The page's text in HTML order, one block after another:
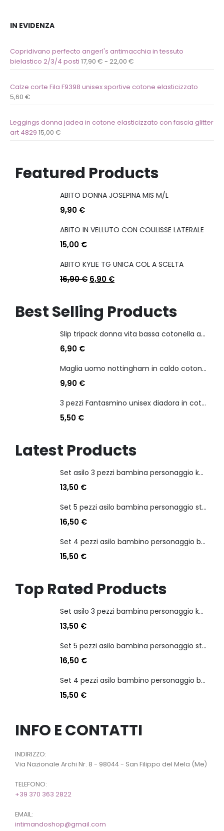
IN EVIDENZA
Copridivano perfecto angerl's antimacchia in tessuto
bielastico 2/3/4 posti 17,90 € - 22,00 €
Calze corte Fila F9398 unisex sportive cotone elasticizzato
5,60 €
Leggings donna jadea in cotone elasticizzato con fascia glitter
art 4829 15,00 €
Featured Products
ABITO DONNA JOSEPINA MIS M/L
9,90 €
ABITO IN VELLUTO CON COULISSE LATERALE
15,00 €
ABITO KYLIE TG UNICA COL A SCELTA
16,90€ 6,90 €
Best Selling Products
Slip tripack donna vita bassa cotonella art 3165 in cotone elasticizzato
6,90 €
Maglia uomo nottingham in caldo cotone scollo a v manica lunga
9,90 €
3 pezzi Fantasmino unisex diadora in cotone mercerizzato tg dalla 35 alla 46
5,50 €
Latest Products
Set asilo 3 pezzi bambina personaggio kuromi
13,50 €
Set 5 pezzi asilo bambina personaggio stitch angel
16,50 €
Set 4 pezzi asilo bambino personaggio batman
15,50 €
Top Rated Products
Set asilo 3 pezzi bambina personaggio kuromi
13,50 €
Set 5 pezzi asilo bambina personaggio stitch angel
16,50 €
Set 4 pezzi asilo bambino personaggio batman
15,50 €
INFO E CONTATTI
INDIRIZZO:
Via Nazionale Archi Nr. 8 - 98044 - San Filippo del Mela (Me)
TELEFONO:
+39 370 363 2822
EMAIL:
intimandoshop@gmail.com